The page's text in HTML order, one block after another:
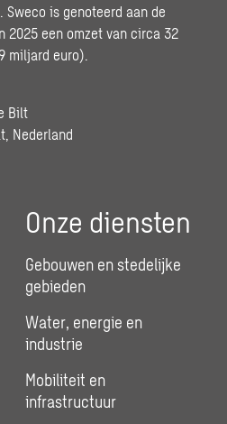
Sweco is genoteerd aan de
2025 een omzet van circa 32
miljard euro).
Bilt
Nederland
Onze diensten
Gebouwen en stedelijke
gebieden
Water, energie en
industrie
Mobiliteit en
infrastructuur